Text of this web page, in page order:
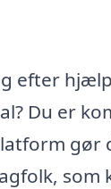
efter
Du er
gør
som